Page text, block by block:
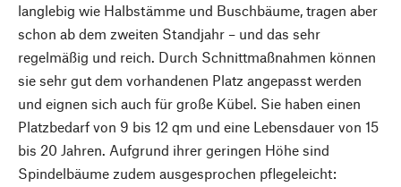
langlebig wie Halbstämme und Buschbäume, tragen aber
schon ab dem zweiten Standjahr – und das sehr
regelmäßig und reich. Durch Schnittmaßnahmen können
sie sehr gut dem vorhandenen Platz angepasst werden
und eignen sich auch für große Kübel. Sie haben einen
Platzbedarf von 9 bis 12 qm und eine Lebensdauer von 15
bis 20 Jahren. Aufgrund ihrer geringen Höhe sind
Spindelbäume zudem ausgesprochen pflegeleicht: